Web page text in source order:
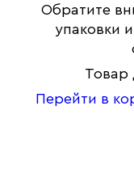
Обратите
упаковки
Товар
Перейти в